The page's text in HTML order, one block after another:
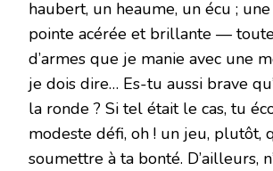
haubert, un heaume, un écu ;
pointe acérée et brillante —
d’armes que je manie avec une
je dois dire… Es-tu aussi brave
la ronde ? Si tel était le cas, tu
modeste défi, oh ! un jeu, plutôt,
soumettre à ta bonté. D’ailleurs,